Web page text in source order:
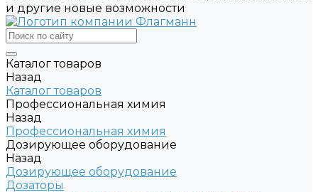
и другие новые возможности
Каталог товаров
Назад
Каталог товаров
Профессиональная химия
Назад
Профессиональная химия
Дозирующее оборудование
Назад
Дозирующее оборудование
Дозаторы